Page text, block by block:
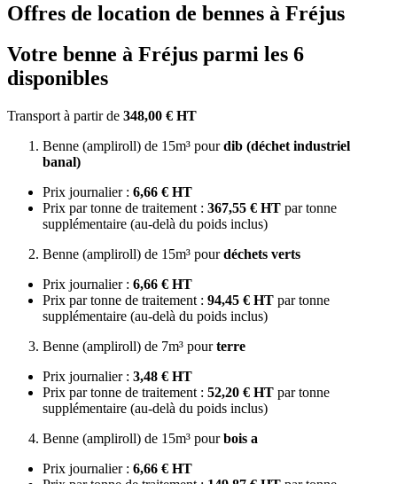
Offres de location de bennes à Fréjus
Votre benne à Fréjus parmi les 6
disponibles
Transport à partir de 348,00 € HT
Benne (ampliroll) de 15m³ pourdib (déchet industriel
banal)
Prix journalier : 6,66 € HT
Prix par tonne de traitement : 367,55 € HT par tonne
supplémentaire (au-delà du poids inclus)
Benne (ampliroll) de 15m³ pourdéchets verts
Prix journalier : 6,66 € HT
Prix par tonne de traitement : 94,45 € HT par tonne
supplémentaire (au-delà du poids inclus)
Benne (ampliroll) de 7m³ pourterre
Prix journalier : 3,48 € HT
Prix par tonne de traitement : 52,20 € HT par tonne
supplémentaire (au-delà du poids inclus)
Benne (ampliroll) de 15m³ pourbois a
Prix journalier : 6,66 € HT